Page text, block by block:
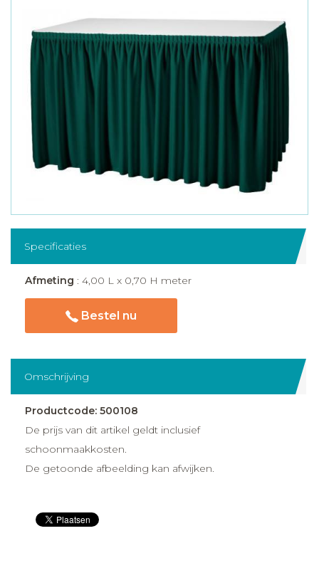
Specificaties
Afmeting : 4,00 L x 0,70 H meter
Bestel nu
Omschrijving
Productcode: 500108
De prijs van dit artikel geldt inclusief
schoonmaakkosten.
De getoonde afbeelding kan afwijken.